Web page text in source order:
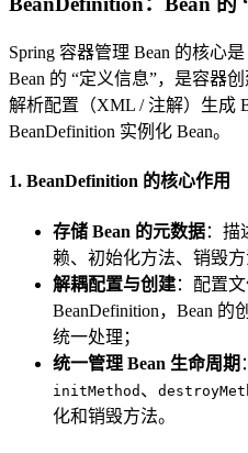
Spring 容器管理 Bean 的核心是
Bean 的 “定义信息”，是容器
解析配置（XML / 注解）生成
BeanDefinition 实例化 Bean。
1. BeanDefinition 的核心作用
存储 Bean 的元数据：描
赖、初始化方法、销毁方
解耦配置与创建：配置
BeanDefinition，Bean 的
统一处理；
统一管理 Bean 生命周期
initMethod 、
化和销毁方法。